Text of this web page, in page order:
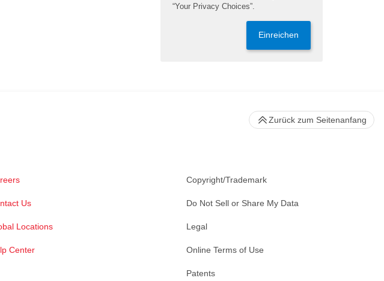
“Your Privacy Choices”.
Einreichen
Us
Locations
Center
Copyright/Trademark
Do Not Sell or Share My Data
Legal
Online Terms of Use
Patents
Zurück zum Seitenanfang